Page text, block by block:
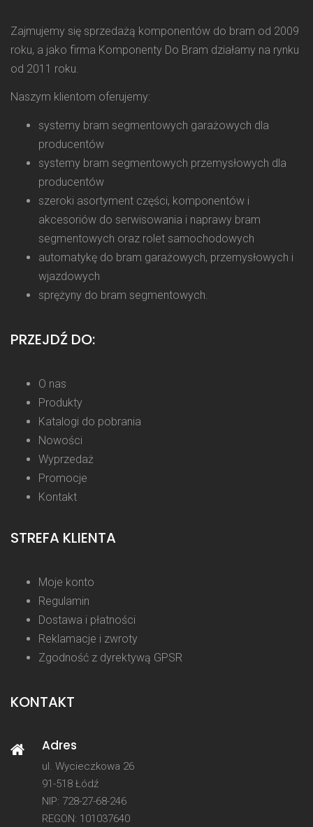
Zajmujemy się sprzedażą komponentów do bram od 2009
roku, a jako firma Komponenty Do Bram działamy na rynku
od 2011 roku.
Naszym klientom oferujemy:
systemy bram segmentowych garażowych dla
producentów
systemy bram segmentowych przemysłowych dla
producentów
szeroki asortyment części, komponentów i
akcesoriów do serwisowania i naprawy bram
segmentowych oraz rolet samochodowych
automatykę do bram garażowych, przemysłowych i
wjazdowych
sprężyny do bram segmentowych.
PRZEJDŹ DO:
O nas
Produkty
Katalogi do pobrania
Nowości
Wyprzedaż
Promocje
Kontakt
STREFA KLIENTA
Moje konto
Regulamin
Dostawa i płatności
Reklamacje i zwroty
Zgodność z dyrektywą GPSR
KONTAKT
Adres
ul. Wycieczkowa 26
91-518 Łódź
NIP: 728-27-68-246
REGON: 101037640